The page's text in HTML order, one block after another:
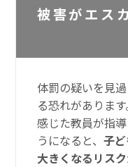
被害がエス
体罰の疑いを見
る恐れがありま
感じた教員が指
うになると、子
大きくなるリスク